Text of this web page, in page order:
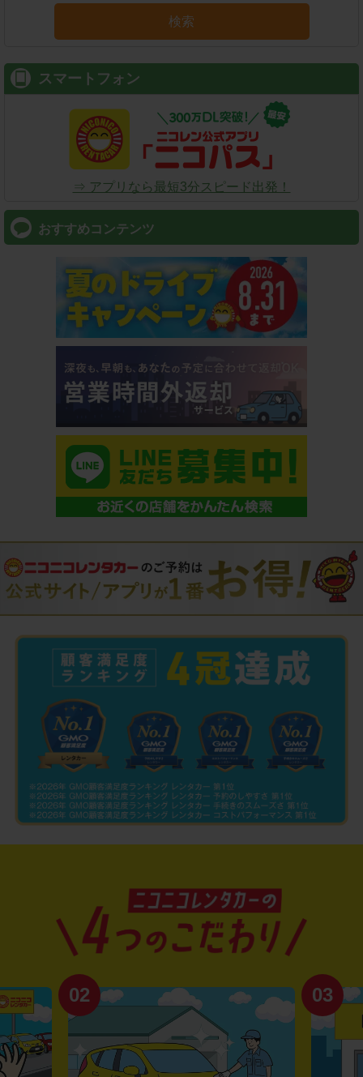
検索
スマートフォン
⇒ アプリなら最短3分スピード出発！
おすすめコンテンツ
02 03